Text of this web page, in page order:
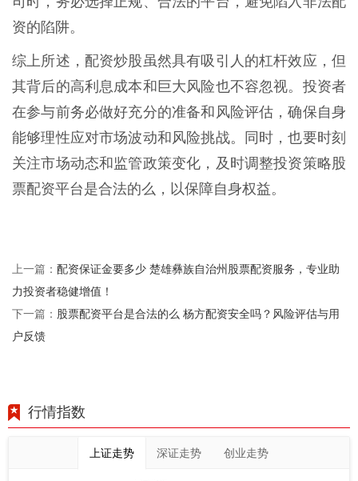
资的陷阱。
综上所述，配资炒股虽然具有吸引人的杠杆效应，但
其背后的高利息成本和巨大风险也不容忽视。投资者
在参与前务必做好充分的准备和风险评估，确保自身
能够理性应对市场波动和风险挑战。同时，也要时刻
关注市场动态和监管政策变化，及时调整投资策略股
票配资平台是合法的么，以保障自身权益。
上一篇： 配资保证金要多少 楚雄彝族自治州股票配资服务，专业助
力投资者稳健增值！
下一篇： 股票配资平台是合法的么 杨方配资安全吗？风险评估与用
户反馈
行情指数
上证走势 深证走势 创业走势